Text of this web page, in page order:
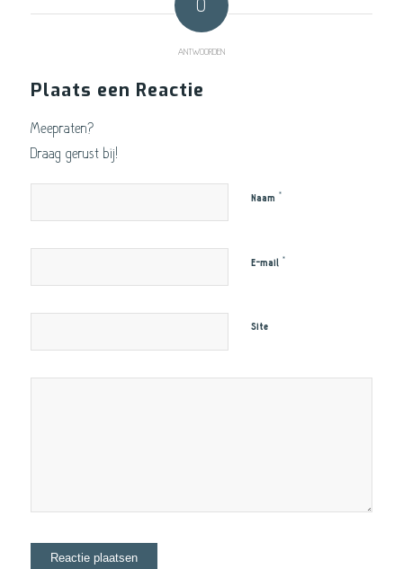
0
ANTWOORDEN
Plaats een Reactie
Meepraten?
Draag gerust bij!
Naam *
E-mail *
Site